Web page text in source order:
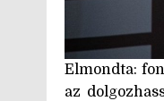
Elmondta:
az